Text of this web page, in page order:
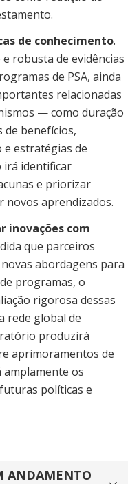
de conhecimento.
robusta de evidências
de PSA, ainda
relacionadas
— como duração
de benefícios,
estratégias de
irá identificar
e priorizar
aprendizados.
inovações com
que parceiros
abordagens para
programas, o
rigorosa dessas
rede global de
produzirá
aprimoramentos de
os
políticas e
ANDAMENTO